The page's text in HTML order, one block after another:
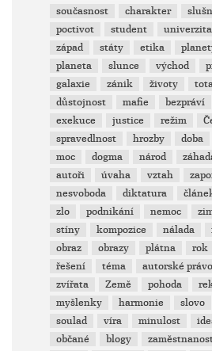
současnost
charakter
poctivot
student univerzita
západ
státy etika
planeta
slunce východ
galaxie
zánik životy
důstojnost
mafie bezpráví
exekuce
justice režim
spravedlnost
hrozby doba
moc
dogma národ
autoři
úvaha vztah
nesvoboda
diktatura
zlo
podnikání nemoc
stíny
kompozice nálada
obraz
obrazy plátna rok
řešení
téma autorské právo
zvířata
Země pohoda
myšlenky
harmonie slovo
soulad
víra minulost
občané
blogy